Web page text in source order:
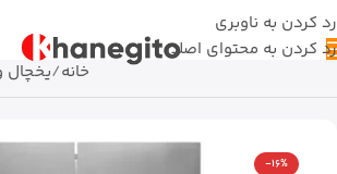
رد کردن به ناوبری
رد کردن به محتوای اصلی
خانه یخچال
-16%